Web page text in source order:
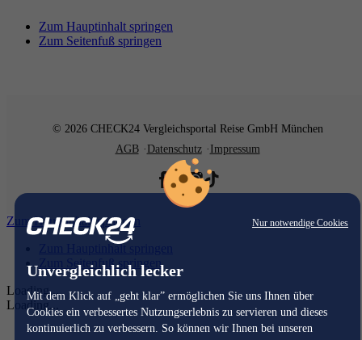
Nur notwendige Cookies
Unvergleichlich lecker
Mit dem Klick auf „geht klar” ermöglichen Sie uns Ihnen über
Cookies ein verbessertes Nutzungserlebnis zu servieren und dieses
kontinuierlich zu verbessern. So können wir Ihnen bei unseren
Zum Hauptinhalt springen
Zum Seitenfuß springen
© 2026 CHECK24 Vergleichsportal Reise GmbH München
AGB
Datenschutz Impressum
Zum Hauptinhalt springen
Zum Hauptinhalt springen
Zum Seitenfuß springen
Loading...
Loading...